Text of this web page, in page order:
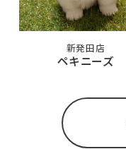
新発田店
ペキニーズ